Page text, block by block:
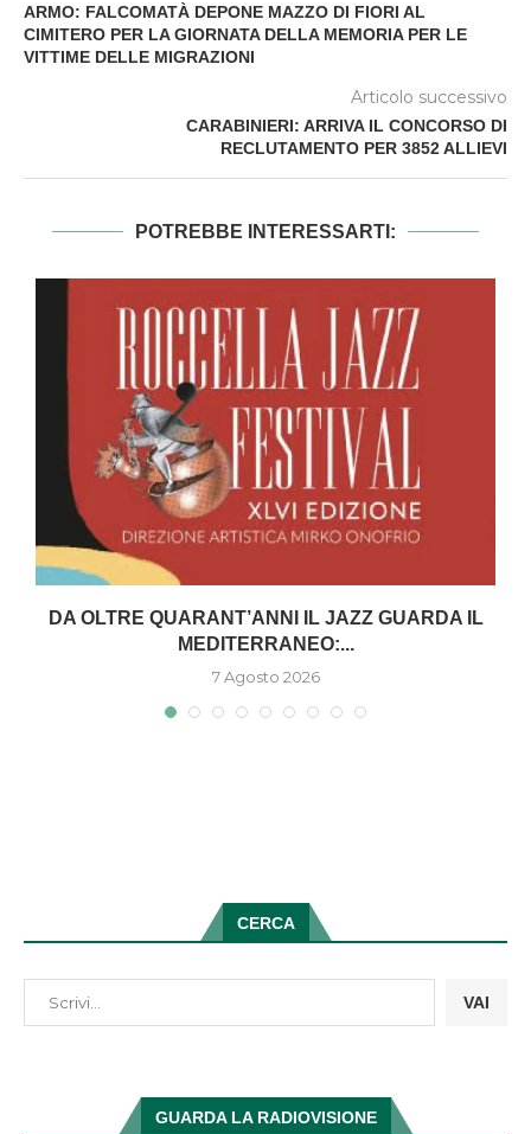
ARMO: FALCOMATÀ DEPONE MAZZO DI FIORI AL
CIMITERO PER LA GIORNATA DELLA MEMORIA PER LE
VITTIME DELLE MIGRAZIONI
Articolo successivo
CARABINIERI: ARRIVA IL CONCORSO DI
RECLUTAMENTO PER 3852 ALLIEVI
POTREBBE INTERESSARTI:
DA OLTRE QUARANT’ANNI IL JAZZ GUARDA IL
MEDITERRANEO:...
7 Agosto 2026
CERCA
VAI
GUARDA LA RADIOVISIONE